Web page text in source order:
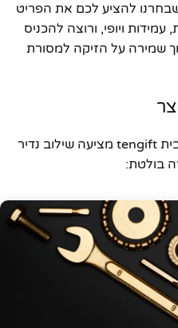
שבחרנו להציע לכם את הפריט
ויופי, ורוצה להכניס
שמירה על הזיקה למסורת
המזוזה מברזל צבע זהב 12*1 מבית tengift מציעה שילוב נדיר
בולטת: